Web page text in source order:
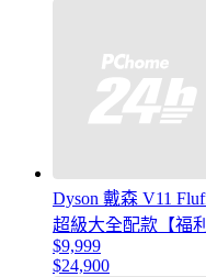
Dyson 戴森 V11
超級大全配款【福
$9,999
$24,900